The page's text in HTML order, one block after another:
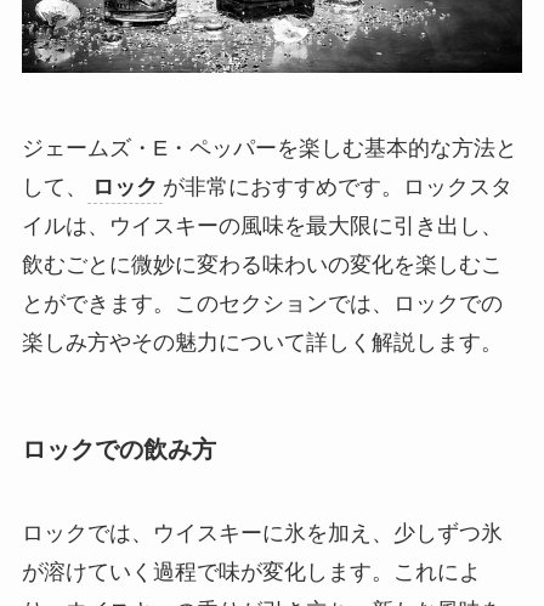
ジェームズ・E・ペッパーを楽しむ基本的な方法と
して、
ロック が非常におすすめです。ロックスタ
イルは、ウイスキーの風味を最大限に引き出し、
飲むごとに微妙に変わる味わいの変化を楽しむこ
とができます。このセクションでは、ロックでの
楽しみ方やその魅力について詳しく解説します。
ロックでの飲み方
ロックでは、ウイスキーに氷を加え、少しずつ氷
が溶けていく過程で味が変化します。これによ